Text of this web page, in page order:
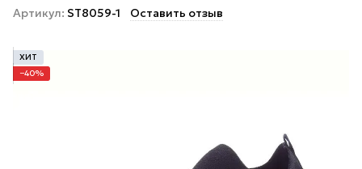
Артикул: ST8059-1 Оставить отзыв
ХИТ
−40%